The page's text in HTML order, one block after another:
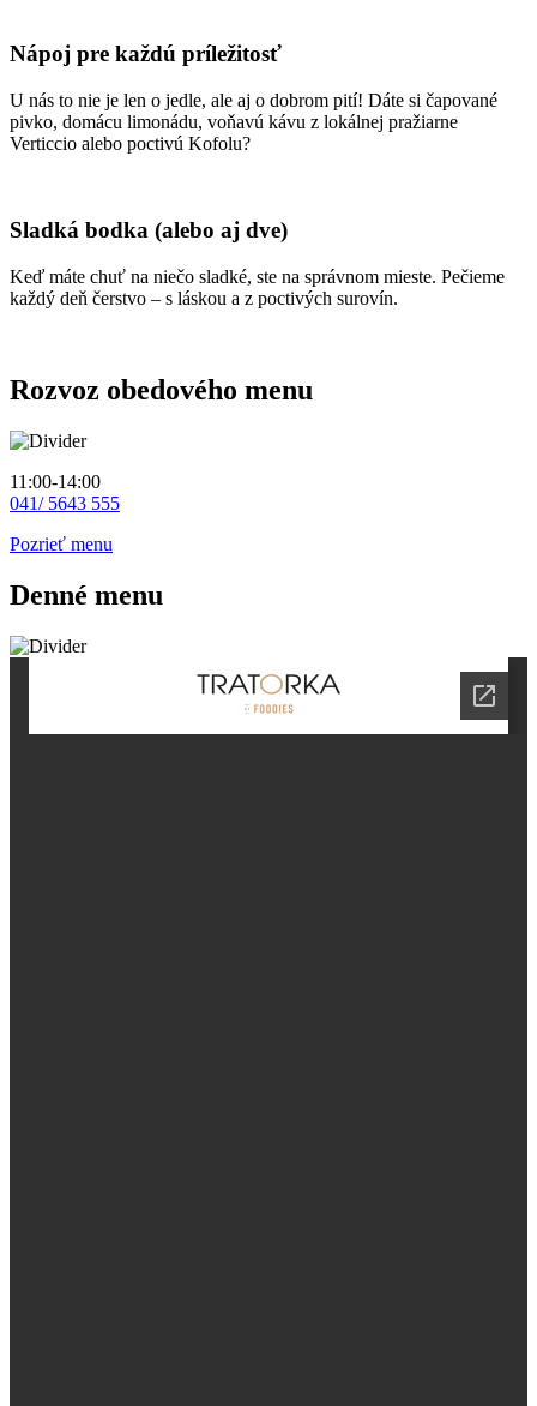
Nápoj pre každú príležitosť
U nás to nie je len o jedle, ale aj o dobrom pití! Dáte si čapované
pivko, domácu limonádu, voňavú kávu z lokálnej pražiarne
Verticcio alebo poctivú Kofolu?
Sladká bodka (alebo aj dve)
Keď máte chuť na niečo sladké, ste na správnom mieste. Pečieme
každý deň čerstvo – s láskou a z poctivých surovín.
Rozvoz obedového menu
11:00-14:00
041/ 5643 555
Pozrieť menu
Denné menu